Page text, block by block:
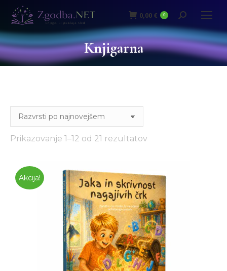
0,00 € 0 Iskanje:
Knjigarna
Prikazovanje 1–12 od 21 rezultatovRazvrščeno
Akcija!